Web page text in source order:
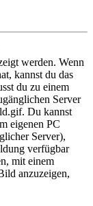
werden. Wenn
kannst du das
du zu einem
Server
Du kannst
eigenen PC
Server),
verfügbar
mit einem
anzuzeigen,